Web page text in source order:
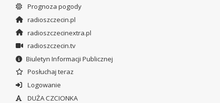
Prognoza pogody
radioszczecin.pl
radioszczecinextra.pl
radioszczecin.tv
Biuletyn Informacji Publicznej
Posłuchaj teraz
Logowanie
DUŻA CZCIONKA